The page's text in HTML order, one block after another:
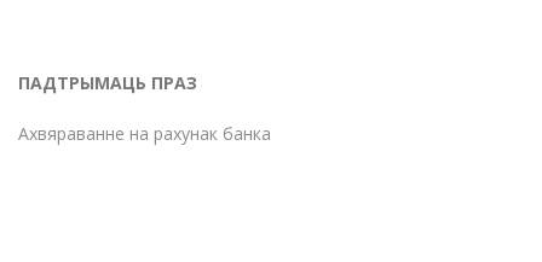
ПАДТРЫМАЦЬ ПРАЗ
Ахвяраванне на рахунак банка